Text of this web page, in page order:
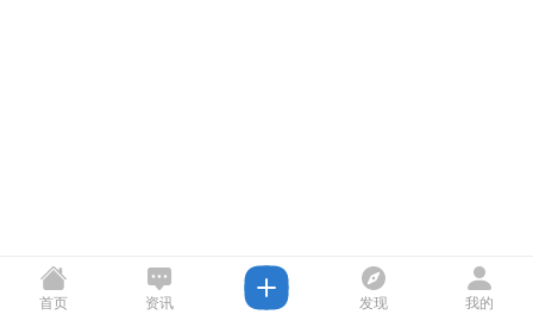
首页 资讯 发现 我的